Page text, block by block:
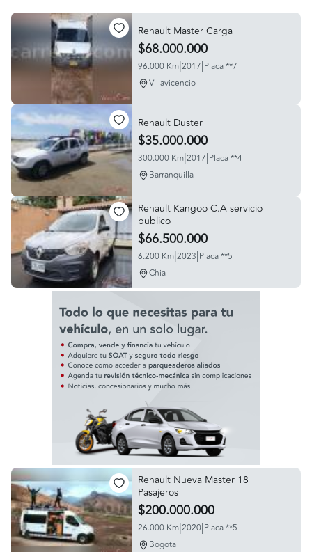
Renault Master Carga
$68.000.000
96.000 Km|2017|Placa **7
Villavicencio
Renault Duster
$35.000.000
300.000 Km|2017|Placa **4
Barranquilla
Renault Kangoo C.A servicio
publico
$66.500.000
6.200 Km|2023|Placa **5
Chia
Renault Nueva Master 18
Pasajeros
$200.000.000
26.000 Km|2020|Placa **5
Bogota